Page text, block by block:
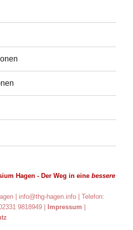
Hagen - Der Weg in einebessere
| info@thg-hagen.info | Telefon:
9818949 | Impressum |